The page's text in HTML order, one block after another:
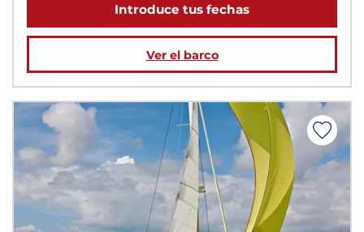
Introduce tus fechas
Ver el barco